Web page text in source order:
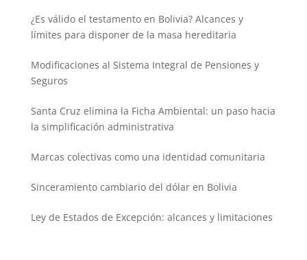
¿Es válido el testamento en Bolivia? Alcances y
límites para disponer de la masa hereditaria
Modificaciones al Sistema Integral de Pensiones y
Seguros
Santa Cruz elimina la Ficha Ambiental: un paso hacia
la simplificación administrativa
Marcas colectivas como una identidad comunitaria
Sinceramiento cambiario del dólar en Bolivia
Ley de Estados de Excepción: alcances y limitaciones